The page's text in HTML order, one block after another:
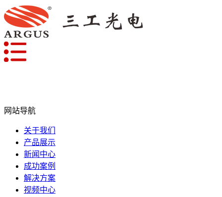
网站导航
关于我们
产品展示
新闻中心
成功案例
解决方案
视频中心